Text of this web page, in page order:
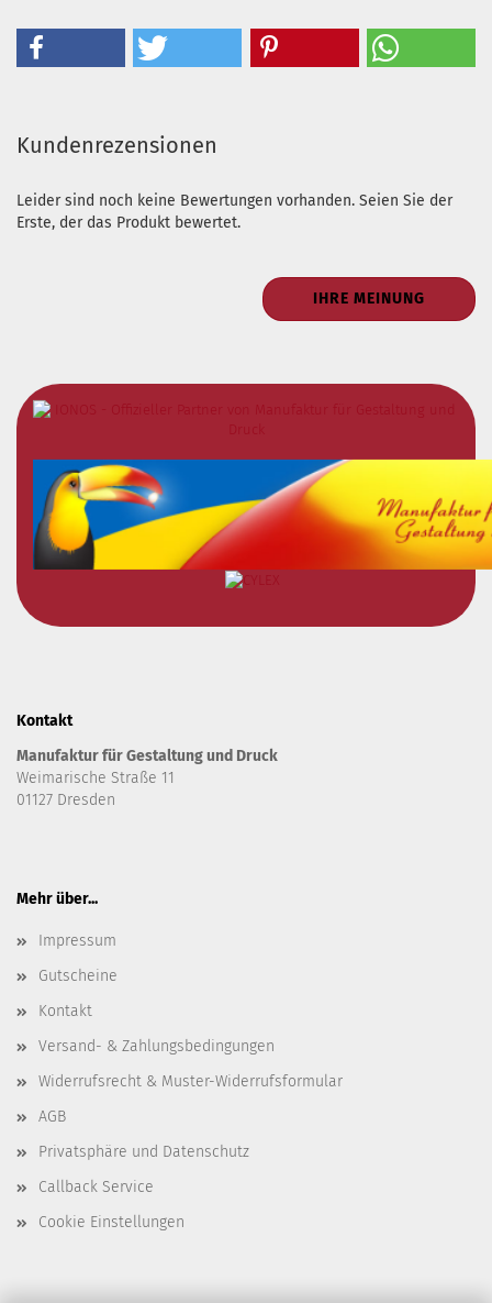
Kundenrezensionen
Leider sind noch keine Bewertungen vorhanden. Seien Sie der
Erste, der das Produkt bewertet.
IHRE MEINUNG
Kontakt
Manufaktur für Gestaltung und Druck
Weimarische Straße 11
01127 Dresden
Mehr über...
Impressum
Gutscheine
Kontakt
Versand- & Zahlungsbedingungen
Widerrufsrecht & Muster-Widerrufsformular
AGB
Privatsphäre und Datenschutz
Callback Service
Cookie Einstellungen